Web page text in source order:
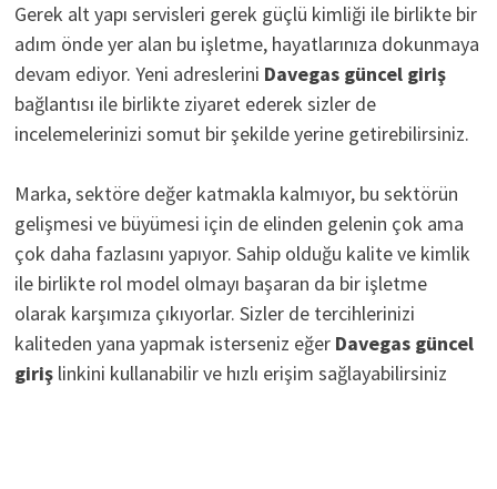
Gerek alt yapı servisleri gerek güçlü kimliği ile birlikte bir
adım önde yer alan bu işletme, hayatlarınıza dokunmaya
devam ediyor. Yeni adreslerini Davegas güncel giriş
bağlantısı ile birlikte ziyaret ederek sizler de
incelemelerinizi somut bir şekilde yerine getirebilirsiniz.
Marka, sektöre değer katmakla kalmıyor, bu sektörün
gelişmesi ve büyümesi için de elinden gelenin çok ama
çok daha fazlasını yapıyor. Sahip olduğu kalite ve kimlik
ile birlikte rol model olmayı başaran da bir işletme
olarak karşımıza çıkıyorlar. Sizler de tercihlerinizi
kaliteden yana yapmak isterseniz eğer Davegas güncel
giriş linkini kullanabilir ve hızlı erişim sağlayabilirsiniz